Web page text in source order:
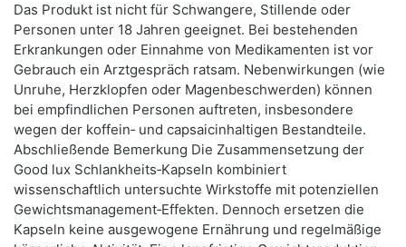
Das Produkt ist nicht für Schwangere, Stillende oder
Personen unter 18 Jahren geeignet. Bei bestehenden
Erkrankungen oder Einnahme von Medikamenten ist vor
Gebrauch ein Arztgespräch ratsam. Nebenwirkungen (wie
Unruhe, Herzklopfen oder Magenbeschwerden) können
bei empfindlichen Personen auftreten, insbesondere
wegen der koffein‑ und capsaicinhaltigen Bestandteile.
Abschließende Bemerkung Die Zusammensetzung der
Good lux Schlankheits‑Kapseln kombiniert
wissenschaftlich untersuchte Wirkstoffe mit potenziellen
Gewichtsmanagement‑Effekten. Dennoch ersetzen die
Kapseln keine ausgewogene Ernährung und regelmäßige